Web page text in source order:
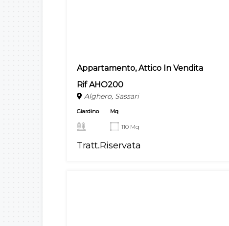
Appartamento, Attico In Vendita
Rif AHO200
Alghero, Sassari
Giardino Mq
110 Mq
Tratt.Riservata